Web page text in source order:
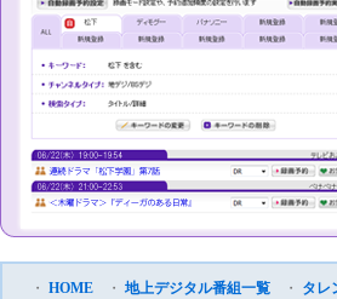
・ HOME ・ 地上デジタル番組一覧 ・ タレ